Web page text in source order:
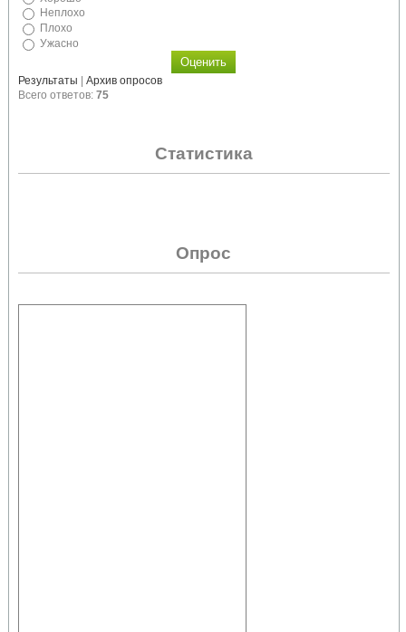
Неплохо
Плохо
Ужасно
Результаты | Архив опросов
Всего ответов: 75
Статистика
Опрос